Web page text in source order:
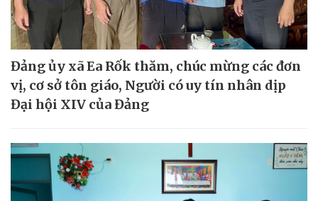
Đảng ủy xã Ea Rốk thăm, chúc mừng các đơn
vị, cơ sở tôn giáo, Người có uy tín nhân dịp
Đại hội XIV của Đảng